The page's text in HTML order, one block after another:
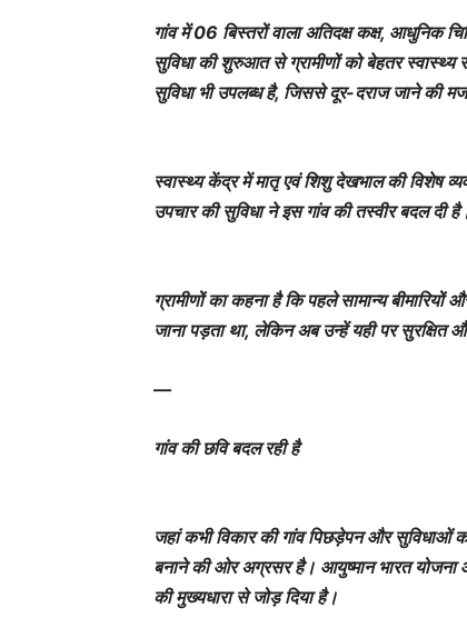
गांव में 06 बिस्तरों वाला अतिदक्ष कक्ष, आधुनिक
सुविधा की शुरुआत से ग्रामीणों को बेहतर स्वास्थ्य
सुविधा भी उपलब्ध है, जिससे दूर-दराज जाने की
स्वास्थ्य केंद्र में मातृ एवं शिशु देखभाल की विशेष
उपचार की सुविधा ने इस गांव की तस्वीर बदल दी
ग्रामीणों का कहना है कि पहले सामान्य
जाना पड़ता था, लेकिन अब उन्हें यही पर सुरक्षित
—
गांव की छवि बदल रही है
जहां कभी विकार की गांव पिछड़ेपन और सुविधाओं
बनाने की ओर अग्रसर है। आयुष्मान भारत योजना
की मुख्यधारा से जोड़ दिया है।